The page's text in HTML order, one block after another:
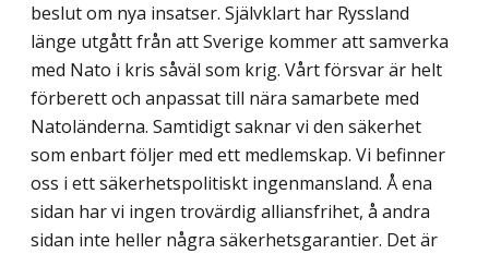
beslut om nya insatser. Självklart har Ryssland
länge utgått från att Sverige kommer att samverka
med Nato i kris såväl som krig. Vårt försvar är helt
förberett och anpassat till nära samarbete med
Natoländer­na. Samtidigt saknar vi den säkerhet
som enbart följer med ett medlemskap. Vi befinner
oss i ett säkerhetspolitiskt ingenmansland. Å ena
sidan har vi ingen trovärdig alliansfri­het, å andra
sidan inte heller några säkerhetsgarantier. Det är